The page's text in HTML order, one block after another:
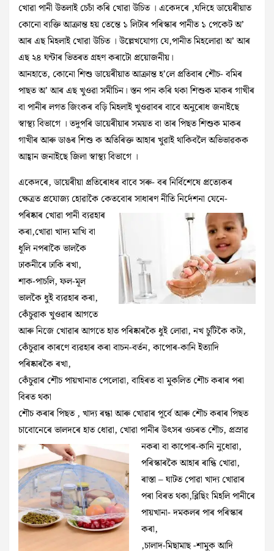
খোৱা পানী উতলাই চেচাঁ কৰি খোৱা উচিত । একেদৰে ,যদিহে ডায়েৰীয়াত
কোনো ব্যক্তি আক্ৰান্ত হয় তেন্তে ১ লিটাৰ পৰিস্কাৰ পানীত ১ পেকেট অ’
আৰ এছ মিহলাই‌ খোৱা উচিত । উল্লেখযোগ্য যে,পানীত মিহলোৱা অ’ আৰ
এছ ২৪ ঘন্টাৰ ভিতৰত গ্ৰহণ কৰাটো‌ প্ৰয়োজনীয়।
আনহাতে, কোনো শিশু ডায়েৰীয়াত আক্ৰান্ত হ’লে প্ৰতিবাৰ শৌচ- বমিৰ
পাছত অ’ আৰ এছ‌ খুওৱা সমীচিন‌। স্তন পান কৰি থকা শিশুক মাকৰ গাখীৰ
বা পানীৰ‌ লগত জিংকৰ বড়ি মিহলাই খুওৱাবৰ বাবে অনুৰোধ জনাইছে
স্বাস্থ্য বিভাগে । তদুপৰি ডায়েৰীয়াৰ সময়ত বা তাৰ পিছত শিশুক মাকৰ
গাখীৰ আৰু ডাঙৰ শিশু ক অতিৰিক্ত আহাৰ খুৱাই থাকিবলৈ অভিভাৱকক
আহ্বান জনাইছে জিলা স্বাস্থ্য বিভাগে ।
একেদৰে, ডায়েৰীয়া প্ৰতিৰোধৰ বাবে সৰু- বৰ নিৰ্বিশেষে প্ৰত্যেকৰ
ক্ষেত্ৰত প্ৰযোজ্য হোৱাকৈ কেতবোৰ সাধাৰণ নীতি নিৰ্দেশনা যেনে-
পৰিষ্কাৰ খোৱা পানী ব্যৱহাৰ
কৰা,খোৱা খাদ্য মাখি বা
ধূলি নপৰাকৈ ভালকৈ
ঢাকনীৰে ঢাকি ৰখা,
শাক-পাচলি, ফল-মূল
ভালকৈ ধুই ব্যৱহাৰ কৰা,
কেঁচুৱাক খুওৱাৰ আগতে
আৰু নিজে খোৱাৰ আগতে হাত পৰিষ্কাৰকৈ ধুই লোৱা, নখ চুটিকৈ কটা,
কেঁচুৱাৰ কাৰণে ব্যৱহাৰ কৰা বাচন-বৰ্তন, কাপোৰ-কানি ইত্যাদি
পৰিষ্কাৰকৈ ৰখা,
কেঁচুৱাৰ শৌচ পায়খানাত পেলোৱা, বাহিৰত বা মুকলিত শৌচ কৰাৰ পৰা
বিৰত থকা
শৌচ কৰাৰ পিছত , খাদ্য ৰন্ধা আৰু খোৱাৰ পূৰ্বে আৰু শৌচ কৰাৰ পিছত
চাবোনেৰে ভালদৰে হাত ধোৱা, খোৱা পানীৰ উৎসৰ ওচৰত শৌচ, প্ৰস্ৰাৱ
নকৰা বা কাপোৰ-কানি নুধোৱা,
পৰিস্কাৰকৈ আহাৰ ৰান্ধি খোৱা,
ৰাস্তা – ঘাটত পোৱা খাদ্য খোৱাৰ
পৰা বিৰত থকা,ব্লিছিং মিহলি পানীৰে
পায়খানা- দমকলৰ পাৰ পৰিস্কাৰ
কৰা,
,চালাদ-মিছামাছ -শামুক আদি